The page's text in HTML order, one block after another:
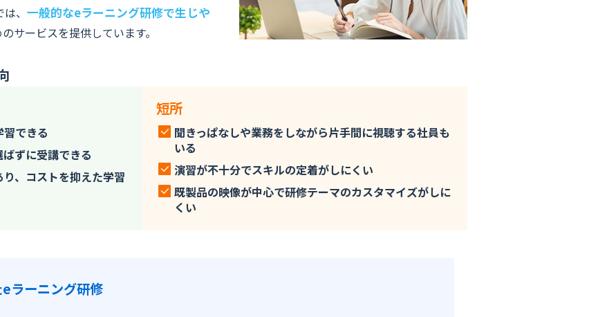
版業界
ンサルティング業界
動産・建設業界
、 一般的なeラーニング研修で生じや
サービスを提供しています。
できる
ずに受講できる
、コストを抑えた学習
短所
聞きっぱなしや業務をしながら片手間に視聴する社員も
いる
演習が不十分でスキルの定着がしにくい
既製品の映像が中心で研修テーマのカスタマイズがしに
くい
ラーニング研修